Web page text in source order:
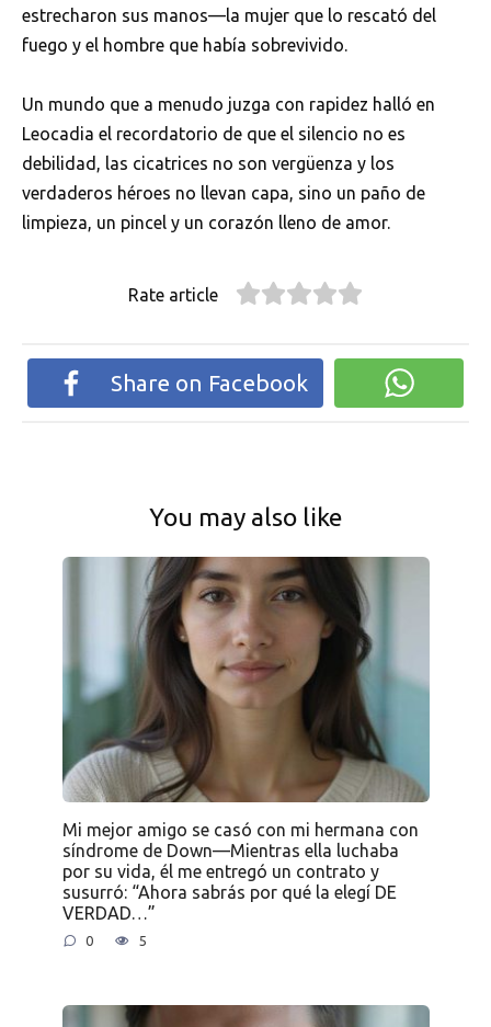
estrecharon sus manos—la mujer que lo rescató del
fuego y el hombre que había sobrevivido.
Un mundo que a menudo juzga con rapidez halló en
Leocadia el recordatorio de que el silencio no es
debilidad, las cicatrices no son vergüenza y los
verdaderos héroes no llevan capa, sino un paño de
limpieza, un pincel y un corazón lleno de amor.
Rate article
Share on Facebook
You may also like
Mi mejor amigo se casó con mi hermana con
síndrome de Down—Mientras ella luchaba
por su vida, él me entregó un contrato y
susurró: “Ahora sabrás por qué la elegí DE
VERDAD…”
0 5